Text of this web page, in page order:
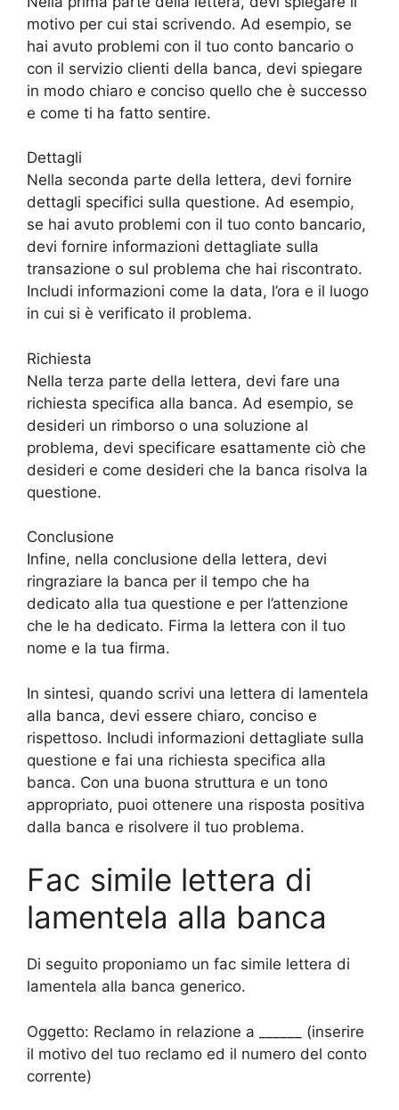
motivo per cui stai scrivendo. Ad esempio, se
hai avuto problemi con il tuo conto bancario o
con il servizio clienti della banca, devi spiegare
in modo chiaro e conciso quello che è successo
e come ti ha fatto sentire.
Dettagli
Nella seconda parte della lettera, devi fornire
dettagli specifici sulla questione. Ad esempio,
se hai avuto problemi con il tuo conto bancario,
devi fornire informazioni dettagliate sulla
transazione o sul problema che hai riscontrato.
Includi informazioni come la data, l’ora e il luogo
in cui si è verificato il problema.
Richiesta
Nella terza parte della lettera, devi fare una
richiesta specifica alla banca. Ad esempio, se
desideri un rimborso o una soluzione al
problema, devi specificare esattamente ciò che
desideri e come desideri che la banca risolva la
questione.
Conclusione
Infine, nella conclusione della lettera, devi
ringraziare la banca per il tempo che ha
dedicato alla tua questione e per l’attenzione
che le ha dedicato. Firma la lettera con il tuo
nome e la tua firma.
In sintesi, quando scrivi una lettera di lamentela
alla banca, devi essere chiaro, conciso e
rispettoso. Includi informazioni dettagliate sulla
questione e fai una richiesta specifica alla
banca. Con una buona struttura e un tono
appropriato, puoi ottenere una risposta positiva
dalla banca e risolvere il tuo problema.
Fac simile lettera di
lamentela alla banca
Di seguito proponiamo un fac simile lettera di
lamentela alla banca generico.
Oggetto: Reclamo in relazione a ______ (inserire
il motivo del tuo reclamo ed il numero del conto
corrente)